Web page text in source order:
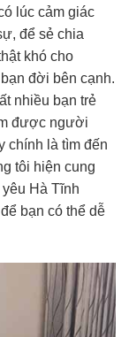
lúc cảm giác
để sẻ chia
khó cho
đời bên cạnh.
nhiều bạn trẻ
được người
chính là tìm đến
tôi hiện cung
Hà Tĩnh
bạn có thể dễ